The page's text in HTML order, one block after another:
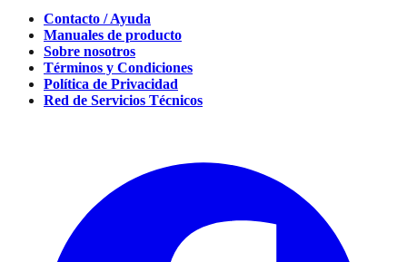
Contacto / Ayuda
Manuales de producto
Sobre nosotros
Términos y Condiciones
Política de Privacidad
Red de Servicios Técnicos